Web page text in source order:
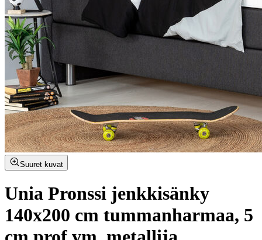
Suuret kuvat
Unia Pronssi jenkkisänky
140x200 cm tummanharmaa, 5